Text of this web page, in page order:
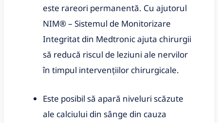
este rareori permanentă. Cu ajutorul
NIM® – Sistemul de Monitorizare
Integritat din Medtronic ajuta chirurgii
să reducă riscul de leziuni ale nervilor
în timpul intervențiilor chirurgicale.
Este posibil să apară niveluri scăzute
ale calciului din sânge din cauza